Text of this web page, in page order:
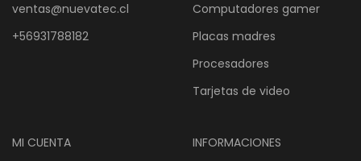
ventas@nuevatec.cl
+56931788182
Computadores gamer
Placas madres
Procesadores
Tarjetas de video
MI CUENTA
INFORMACIONES